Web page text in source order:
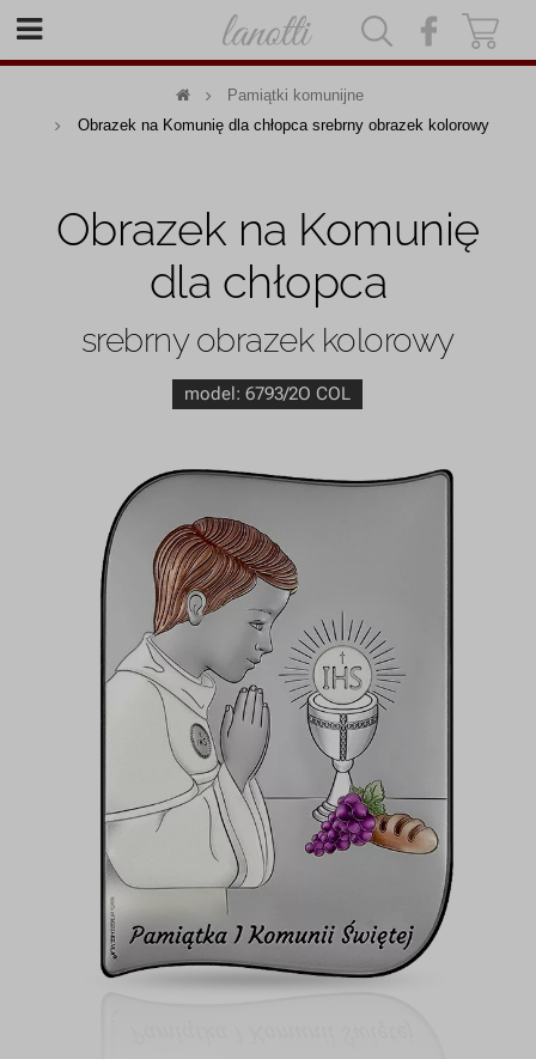
Pamiątki komunijne
Obrazek na Komunię dla chłopca srebrny obrazek kolorowy
Obrazek na Komunię
dla chłopca
srebrny obrazek kolorowy
model:6793/2O COL